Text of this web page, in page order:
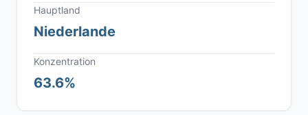
Hauptland
Niederlande
Konzentration
63.6%